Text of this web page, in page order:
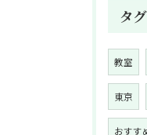
タグ
教室
東京
おすす